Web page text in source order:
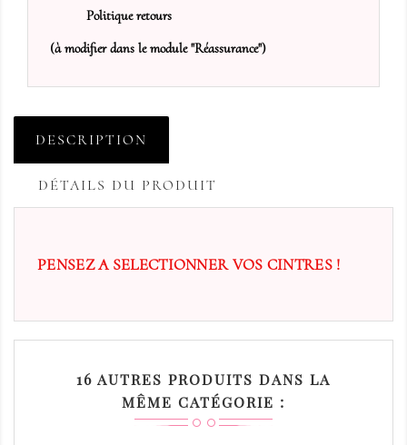
Politique retours
(à modifier dans le module "Réassurance")
DESCRIPTION
DÉTAILS DU PRODUIT
PENSEZ A SELECTIONNER VOS CINTRES !
16 AUTRES PRODUITS DANS LA
MÊME CATÉGORIE :